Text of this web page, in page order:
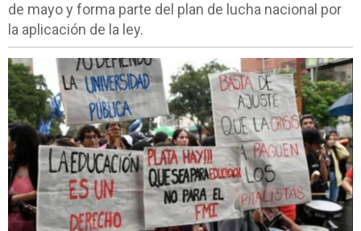
de mayo y forma parte del plan de lucha nacional por
la aplicación de la ley.